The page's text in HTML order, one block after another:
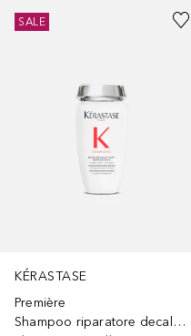
KÉRASTASE
Première
Shampoo riparatore decalcificante per capelli danneggiati
SALE